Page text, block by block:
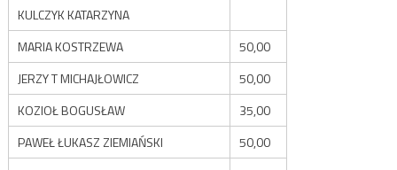
KULCZYK KATARZYNA
MARIA KOSTRZEWA
50,00
JERZY T MICHAJŁOWICZ
50,00
KOZIOŁ BOGUSŁAW
35,00
PAWEŁ ŁUKASZ ZIEMIAŃSKI
50,00